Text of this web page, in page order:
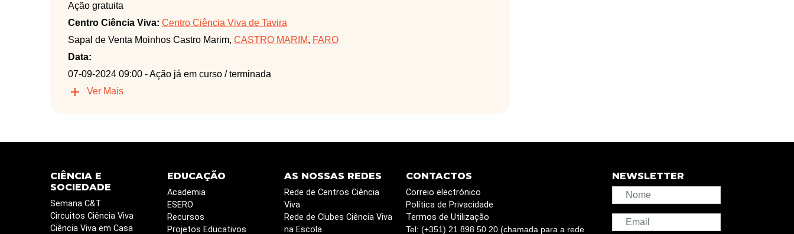
Ação gratuita
Centro Ciência Viva: Centro Ciência Viva de Tavira
Sapal de Venta Moinhos Castro Marim, CASTRO MARIM, FARO
Data:
07-09-2024 09:00 - Ação já em curso / terminada
Ver Mais
CIÊNCIA E
SOCIEDADE
Semana C&T
Circuitos Ciência Viva
Ciência Viva em Casa
EDUCAÇÃO
Academia
ESERO
Recursos
Projetos Educativos
AS NOSSAS REDES
Rede de Centros Ciência
Viva
Rede de Clubes Ciência Viva
na Escola
CONTACTOS
Correio electrónico
Política de Privacidade
Termos de Utilização
Tel: (+351) 21 898 50 20 (chamada para a rede
NEWSLETTER